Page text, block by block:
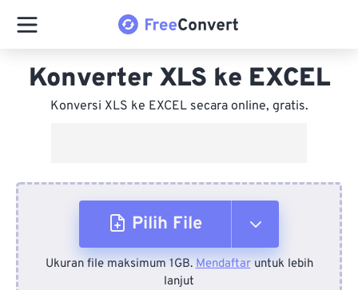
Konverter XLS ke EXCEL
Konversi XLS ke EXCEL secara online, gratis.
Pilih File
Dari Perangkat
Ukuran file maksimum 1GB.Mendaftaruntuk lebih
lanjut